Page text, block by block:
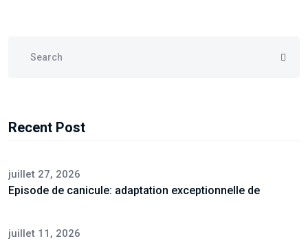
Recent Post
juillet 27, 2026
Episode de canicule: adaptation exceptionnelle de
juillet 11, 2026